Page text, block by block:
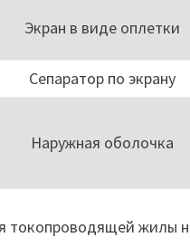
Экран в виде оплетки
Сепаратор по экрану
Наружная оболочка
токопроводящей жилы